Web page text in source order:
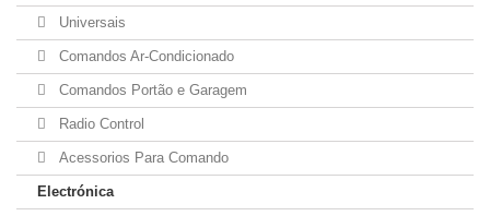
Universais
Comandos Ar-Condicionado
Comandos Portão e Garagem
Radio Control
Acessorios Para Comando
Electrónica